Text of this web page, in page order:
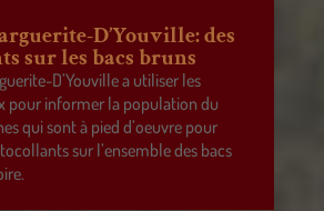
D’Youville: des
sur les bacs bruns
D’Youville a utiliser les
pour informer la population du
qui sont à pied d’oeuvre pour
sur l’ensemble des bacs